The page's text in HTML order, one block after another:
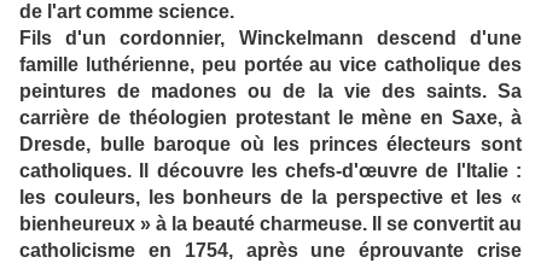
de l'art comme science.
Fils d'un cordonnier, Winckelmann descend d'une
famille luthérienne, peu portée au vice catholique des
peintures de madones ou de la vie des saints. Sa
carrière de théologien protestant le mène en Saxe, à
Dresde, bulle baroque où les princes électeurs sont
catholiques. Il découvre les chefs-d'œuvre de l'Italie :
les couleurs, les bonheurs de la perspective et les «
bienheureux » à la beauté charmeuse. Il se convertit au
catholicisme en 1754, après une éprouvante crise